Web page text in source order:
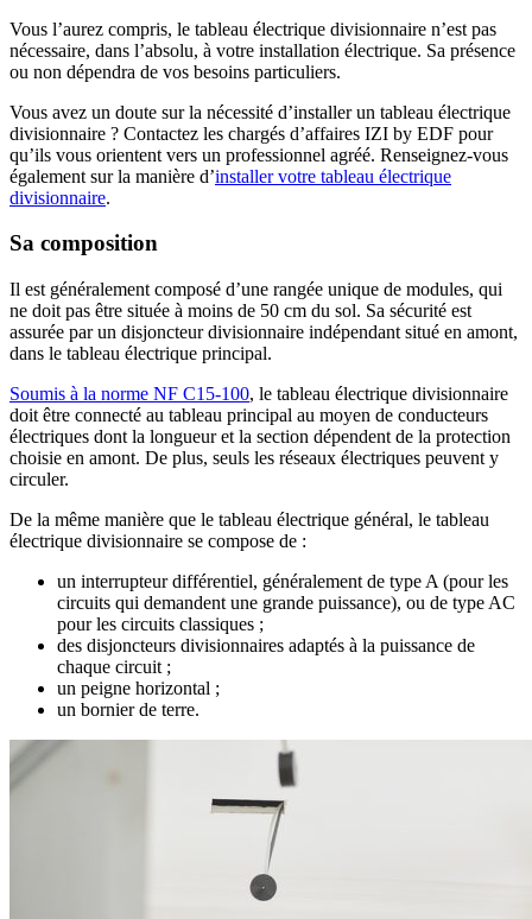
Vous l’aurez compris, le tableau électrique divisionnaire n’est pas
nécessaire, dans l’absolu, à votre installation électrique. Sa présence
ou non dépendra de vos besoins particuliers.
Vous avez un doute sur la nécessité d’installer un tableau électrique
divisionnaire ? Contactez les chargés d’affaires IZI by EDF pour
qu’ils vous orientent vers un professionnel agréé. Renseignez-vous
également sur la manière d’installer votre tableau électrique
divisionnaire.
Sa composition
Il est généralement composé d’une rangée unique de modules, qui
ne doit pas être située à moins de 50 cm du sol. Sa sécurité est
assurée par un disjoncteur divisionnaire indépendant situé en amont,
dans le tableau électrique principal.
Soumis à la norme NF C15-100, le tableau électrique divisionnaire
doit être connecté au tableau principal au moyen de conducteurs
électriques dont la longueur et la section dépendent de la protection
choisie en amont. De plus, seuls les réseaux électriques peuvent y
circuler.
De la même manière que le tableau électrique général, le tableau
électrique divisionnaire se compose de :
un interrupteur différentiel, généralement de type A (pour les
circuits qui demandent une grande puissance), ou de type AC
pour les circuits classiques ;
des disjoncteurs divisionnaires adaptés à la puissance de
chaque circuit ;
un peigne horizontal ;
un bornier de terre.